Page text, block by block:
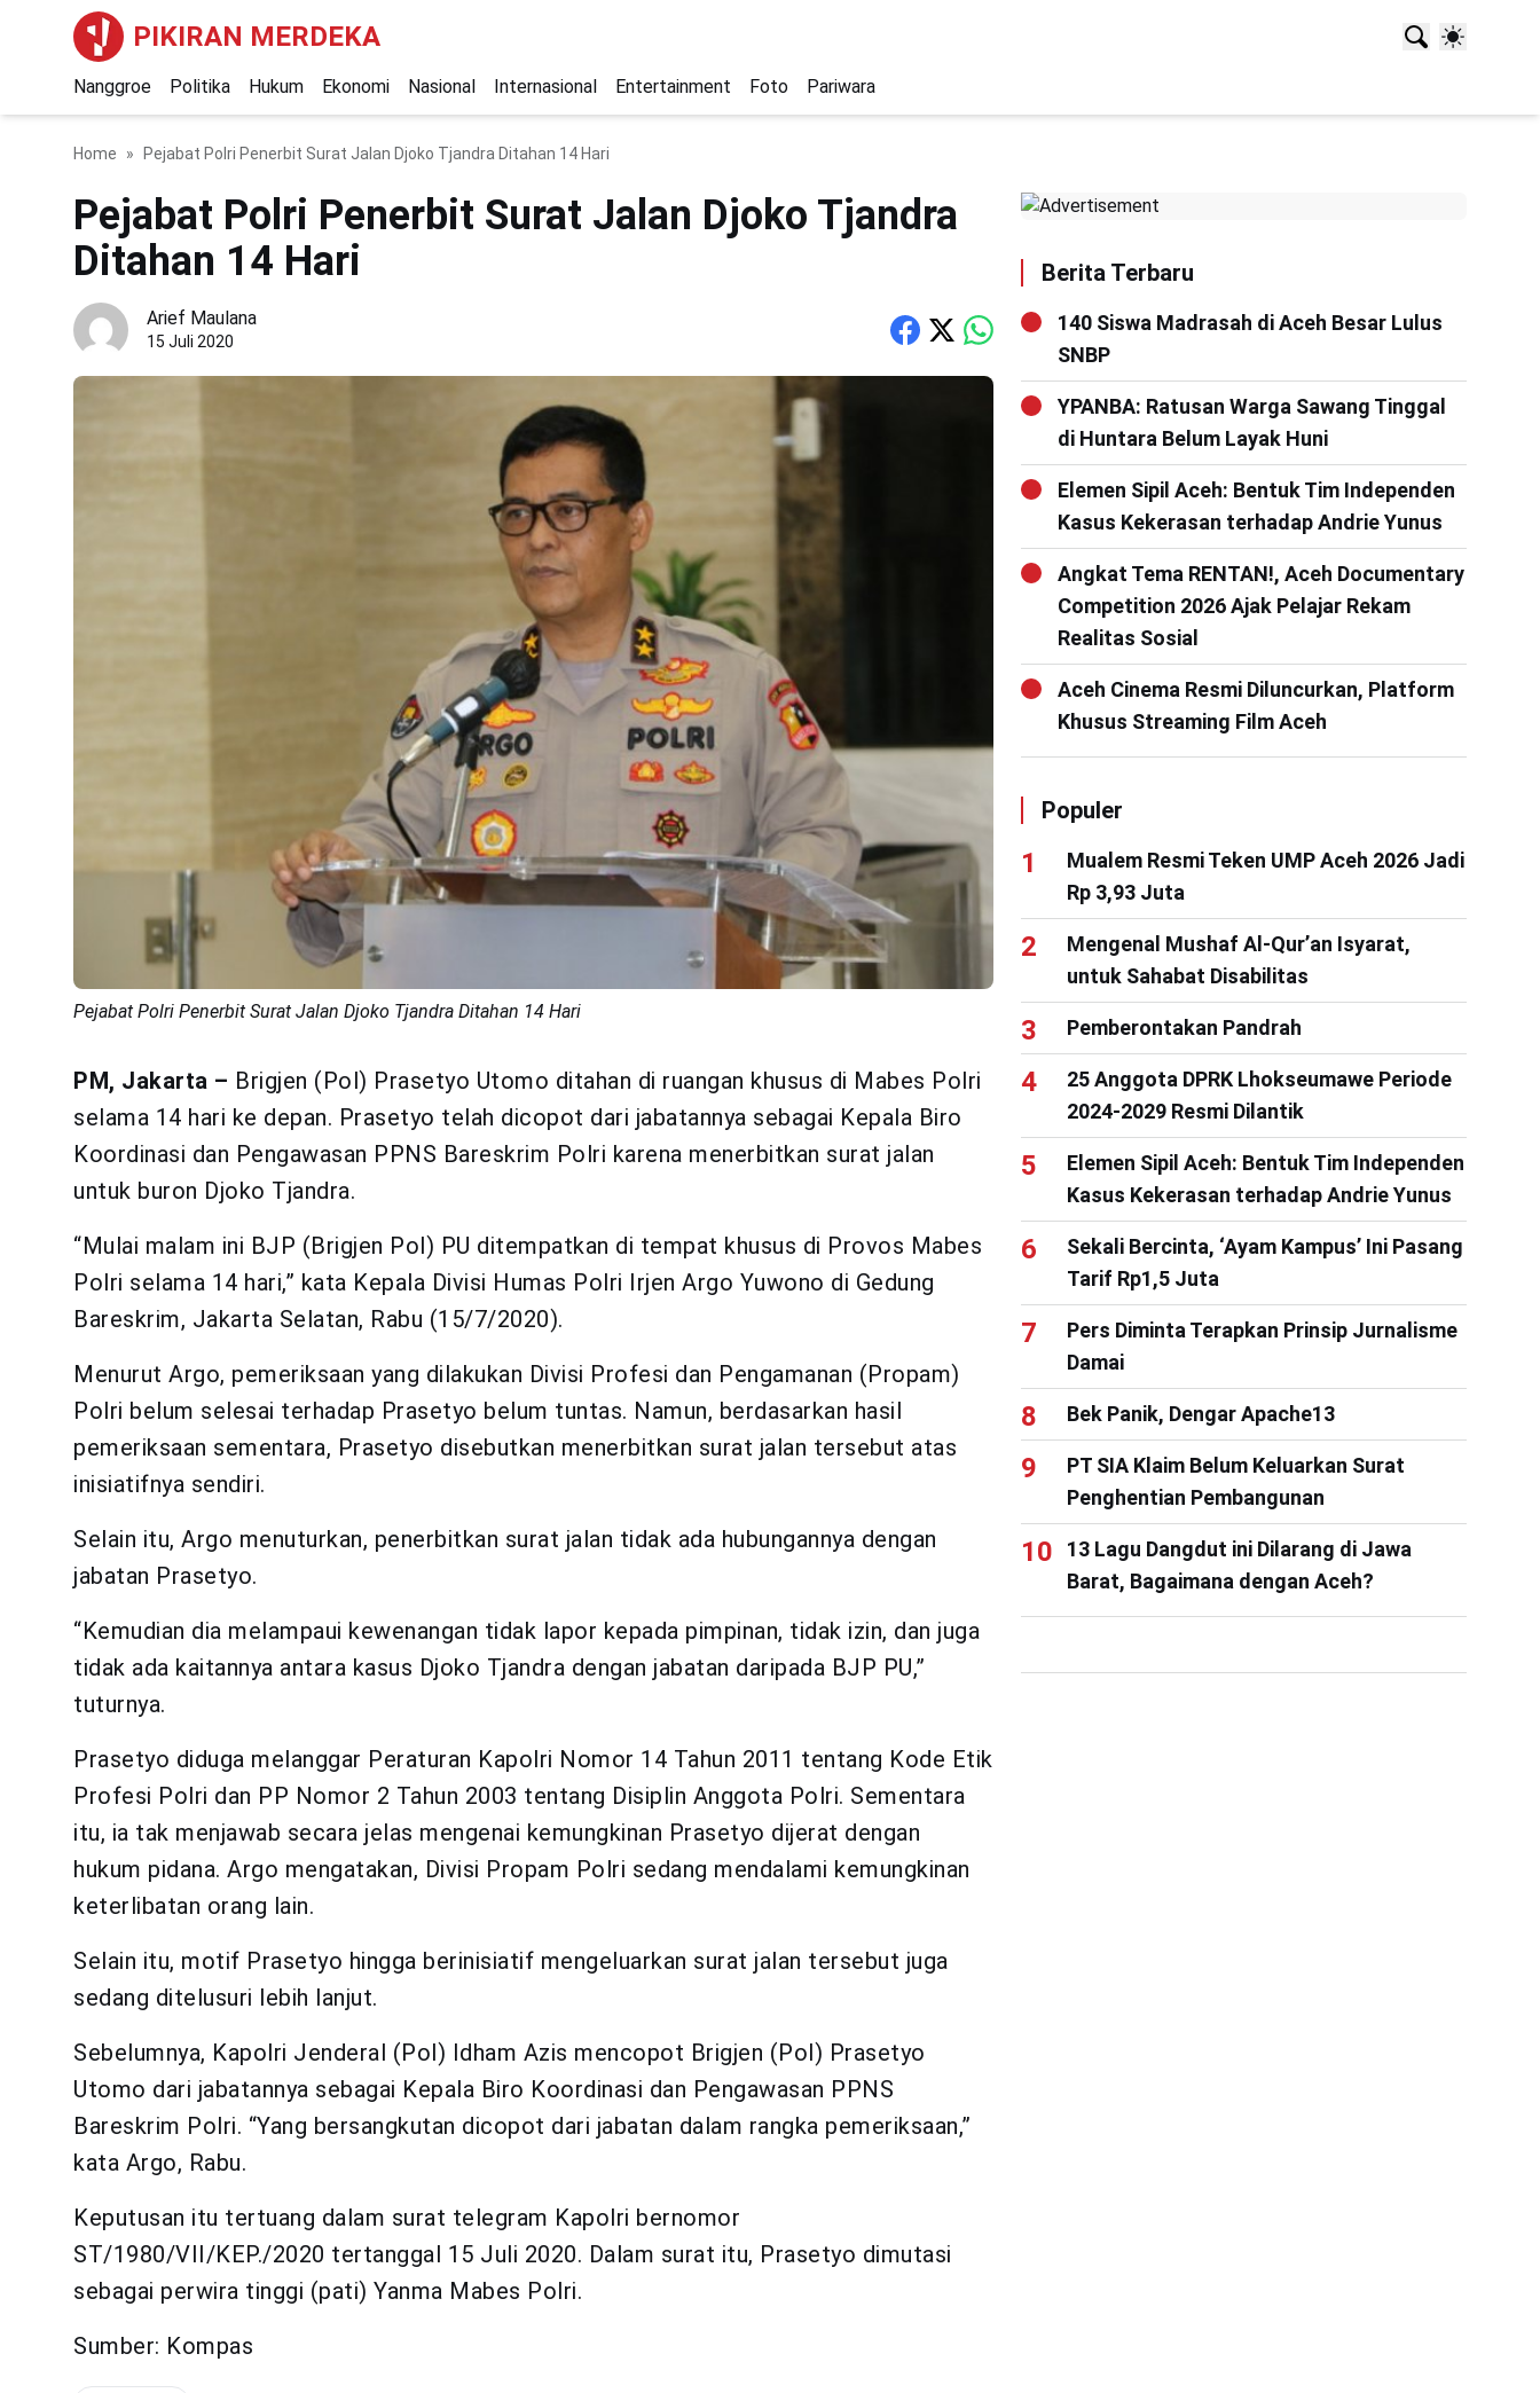
PIKIRAN MERDEKA
Nanggroe Politika Hukum Ekonomi Nasional Internasional Entertainment Foto Pariwara
Home Pejabat Polri Penerbit Surat Jalan Djoko Tjandra Ditahan 14 Hari
Pejabat Polri Penerbit Surat Jalan Djoko Tjandra
Ditahan 14 Hari
Arief Maulana
15 Juli 2020
Pejabat Polri Penerbit Surat Jalan Djoko Tjandra Ditahan 14 Hari
PM, Jakarta – Brigjen (Pol) Prasetyo Utomo ditahan di ruangan khusus di Mabes Polri
selama 14 hari ke depan. Prasetyo telah dicopot dari jabatannya sebagai Kepala Biro
Koordinasi dan Pengawasan PPNS Bareskrim Polri karena menerbitkan surat jalan
untuk buron Djoko Tjandra.
“Mulai malam ini BJP (Brigjen Pol) PU ditempatkan di tempat khusus di Provos Mabes
Polri selama 14 hari,” kata Kepala Divisi Humas Polri Irjen Argo Yuwono di Gedung
Bareskrim, Jakarta Selatan, Rabu (15/7/2020).
Menurut Argo, pemeriksaan yang dilakukan Divisi Profesi dan Pengamanan (Propam)
Polri belum selesai terhadap Prasetyo belum tuntas. Namun, berdasarkan hasil
pemeriksaan sementara, Prasetyo disebutkan menerbitkan surat jalan tersebut atas
inisiatifnya sendiri.
Selain itu, Argo menuturkan, penerbitkan surat jalan tidak ada hubungannya dengan
jabatan Prasetyo.
“Kemudian dia melampaui kewenangan tidak lapor kepada pimpinan, tidak izin, dan juga
tidak ada kaitannya antara kasus Djoko Tjandra dengan jabatan daripada BJP PU,”
tuturnya.
Prasetyo diduga melanggar Peraturan Kapolri Nomor 14 Tahun 2011 tentang Kode Etik
Profesi Polri dan PP Nomor 2 Tahun 2003 tentang Disiplin Anggota Polri. Sementara
itu, ia tak menjawab secara jelas mengenai kemungkinan Prasetyo dijerat dengan
hukum pidana. Argo mengatakan, Divisi Propam Polri sedang mendalami kemungkinan
keterlibatan orang lain.
Selain itu, motif Prasetyo hingga berinisiatif mengeluarkan surat jalan tersebut juga
sedang ditelusuri lebih lanjut.
Sebelumnya, Kapolri Jenderal (Pol) Idham Azis mencopot Brigjen (Pol) Prasetyo
Utomo dari jabatannya sebagai Kepala Biro Koordinasi dan Pengawasan PPNS
Bareskrim Polri. “Yang bersangkutan dicopot dari jabatan dalam rangka pemeriksaan,”
kata Argo, Rabu.
Keputusan itu tertuang dalam surat telegram Kapolri bernomor
ST/1980/VII/KEP./2020 tertanggal 15 Juli 2020. Dalam surat itu, Prasetyo dimutasi
sebagai perwira tinggi (pati) Yanma Mabes Polri.
Sumber: Kompas
Berita Terbaru
140 Siswa Madrasah di Aceh Besar Lulus
SNBP
YPANBA: Ratusan Warga Sawang Tinggal
di Huntara Belum Layak Huni
Elemen Sipil Aceh: Bentuk Tim Independen
Kasus Kekerasan terhadap Andrie Yunus
Angkat Tema RENTAN!, Aceh Documentary
Competition 2026 Ajak Pelajar Rekam
Realitas Sosial
Aceh Cinema Resmi Diluncurkan, Platform
Khusus Streaming Film Aceh
Populer
Mualem Resmi Teken UMP Aceh 2026 Jadi
Rp 3,93 Juta
Mengenal Mushaf Al-Qur’an Isyarat,
untuk Sahabat Disabilitas
Pemberontakan Pandrah
25 Anggota DPRK Lhokseumawe Periode
2024-2029 Resmi Dilantik
Elemen Sipil Aceh: Bentuk Tim Independen
Kasus Kekerasan terhadap Andrie Yunus
Sekali Bercinta, ‘Ayam Kampus’ Ini Pasang
Tarif Rp1,5 Juta
Pers Diminta Terapkan Prinsip Jurnalisme
Damai
Bek Panik, Dengar Apache13
PT SIA Klaim Belum Keluarkan Surat
Penghentian Pembangunan
13 Lagu Dangdut ini Dilarang di Jawa
Barat, Bagaimana dengan Aceh?